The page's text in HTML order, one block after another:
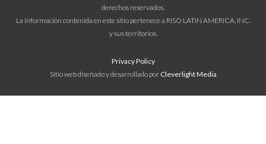
derechos reservados.
La información contenida en este sitio pertenece a RISO LATIN AMERICA, INC.
y sus territorios.
Privacy Policy
Sitio web diseñado y desarrollado por Cleverlight Media